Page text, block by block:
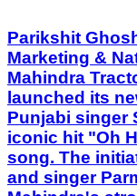
Parikshit
Marketing &
Mahindra
launched its
Punjabi singer
iconic hit "Oh
song. The
and singer